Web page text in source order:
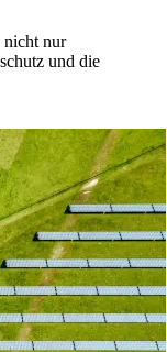
nicht nur
und die